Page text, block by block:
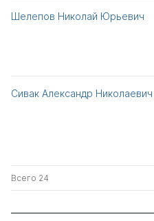
Шелепов Николай Юрьевич
Сивак Александр Николаевич
Всего 24